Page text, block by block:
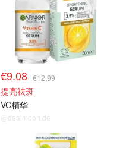
€9.08 €12.99
提亮祛斑
VC精华
@dealmoon.de